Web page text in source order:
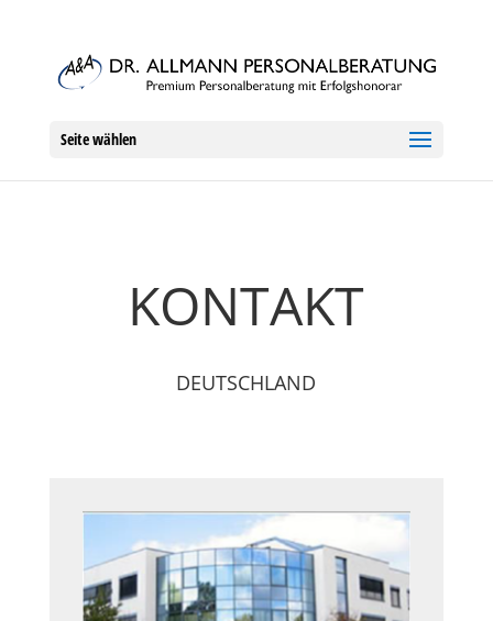
Seite wählen
KONTAKT
DEUTSCHLAND